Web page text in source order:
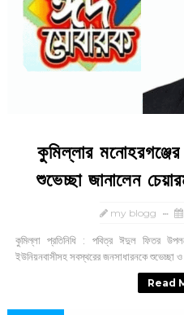
কুমিল্লার
শুভেচ্ছা জানালেন
my blogg
কুমিল্লা প্রতিনিধি : পবিত্র ঈদুল ফিতর
ইউনিয়নবাসীসহ সবস্থরের জনসাধারনকে শুভেচ্ছা ও
Read